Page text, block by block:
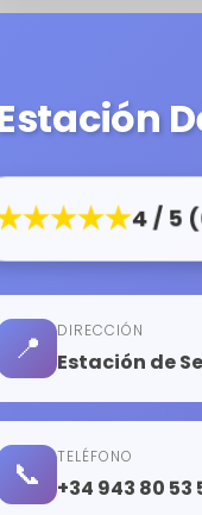
Estación
★★★★★4 / 5
📍 DIRECCIÓN
Estación de
📞 TELÉFONO
+34 943 80 53